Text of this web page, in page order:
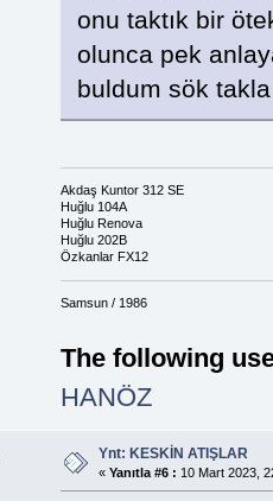
onu taktık bir
olunca pek
buldum sök
Akdaş Kuntor 312 SE
Huğlu 104A
Huğlu Renova
Huğlu 202B
Özkanlar FX12
Samsun / 1986
The following
HANÖZ
Ynt: KESKİN ATIŞLAR
« Yanıtla #6 : 10 Mart 2023,